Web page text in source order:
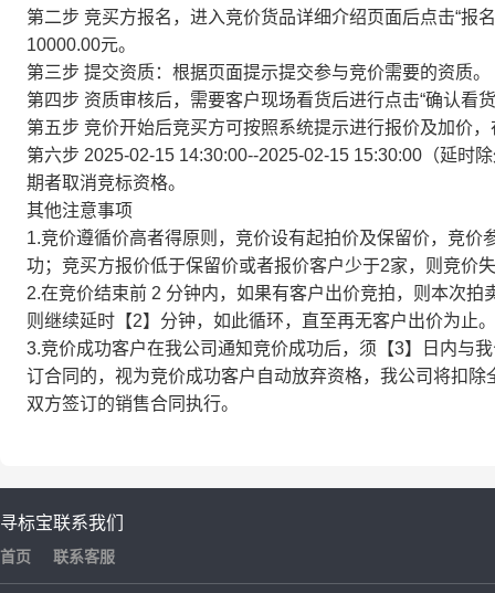
第二步 竞买方报名，进入竞价货品详细介绍页面后点击“报
10000.00元。
第三步 提交资质：根据页面提示提交参与竞价需要的资质。
第四步 资质审核后，需要客户现场看货后进行点击“确认看
第五步 竞价开始后竞买方可按照系统提示进行报价及加价
第六步 2025-02-15 14:30:00--2025-02-15 15:30:00（延时
期者取消竞标资格。
其他注意事项
1.竞价遵循价高者得原则，竞价设有起拍价及保留价，竞
功；竞买方报价低于保留价或者报价客户少于2家，则竞价
2.在竞价结束前 2 分钟内，如果有客户出价竞拍，则本次
则继续延时【2】分钟，如此循环，直至再无客户出价为止。
3.竞价成功客户在我公司通知竞价成功后，须【3】日内与
订合同的，视为竞价成功客户自动放弃资格，我公司将扣
双方签订的销售合同执行。
寻标宝
首页
联系我们
联系客服